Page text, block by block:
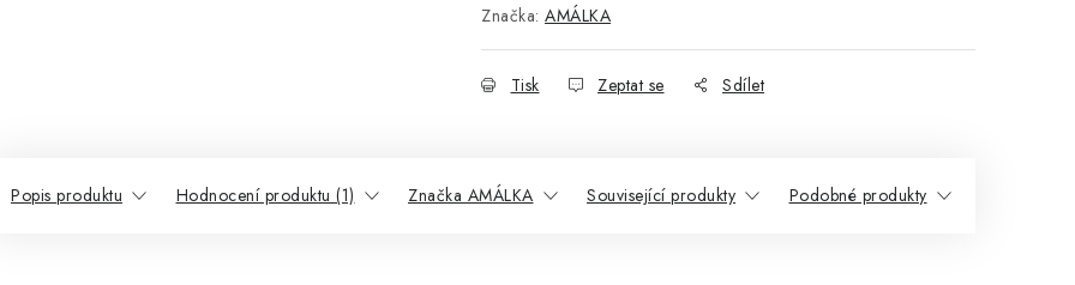
Značka: AMÁLKA
Tisk Zeptat se Sdílet
Popis produktu Hodnocení produktu (1) Značka AMÁLKA Související produkty Podobné produkty